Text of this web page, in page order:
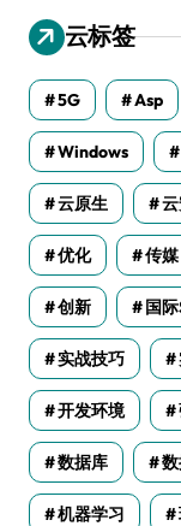
云标签
5G Asp
Windows
云原生
优化 传媒
创新 国
实战技巧
开发环境
数据库
机器学习